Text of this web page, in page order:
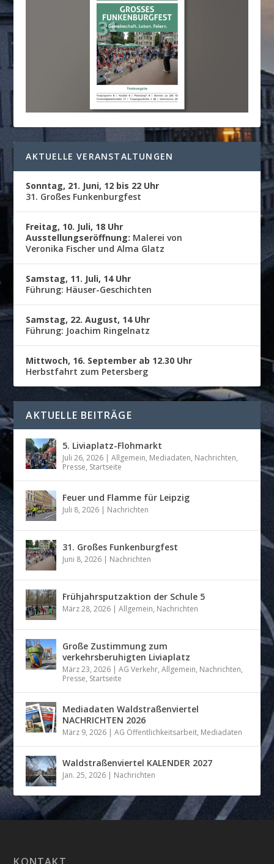
AKTUELLE VERANSTALTUNGEN
Sonntag, 21. Juni, 12 bis 22 Uhr
31. Großes Funkenburgfest
Freitag, 10. Juli, 18 Uhr
Ausstellungseröffnung: Malerei von
Veronika Fischer und Alma Glatz
Samstag, 11. Juli, 14 Uhr
Führung: Häuser-Geschichten
Samstag, 22. August, 14 Uhr
Führung: Joachim Ringelnatz
Mittwoch, 16. September ab 12.30 Uhr
Herbstfahrt zum Petersberg
AKTUELLE BEITRÄGE
5. Liviaplatz-Flohmarkt
Juli 26, 2026 |Allgemein, Mediadaten, Nachrichten,
Presse, Startseite
Feuer und Flamme für Leipzig
Juli 8, 2026 | Nachrichten
31. Großes Funkenburgfest
Juni 8, 2026 | Nachrichten
Frühjahrsputzaktion der Schule 5
März 28, 2026 |Allgemein, Nachrichten
Große Zustimmung zum
verkehrsberuhigten Liviaplatz
März 23, 2026 |AG Verkehr,Allgemein, Nachrichten,
Presse, Startseite
Mediadaten Waldstraßenviertel
NACHRICHTEN 2026
März 9, 2026 |AG Öffentlichkeitsarbeit, Mediadaten
Waldstraßenviertel KALENDER 2027
Jan. 25, 2026 | Nachrichten